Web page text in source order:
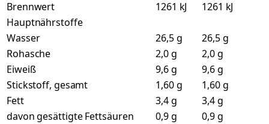
Brennwert 1261 kJ
1261 kJ
Hauptnährstoffe
Wasser
26,5 g
26,5 g
Rohasche
2,0 g
2,0 g
Eiweiß
9,6 g
9,6 g
Stickstoff, gesamt
1,60 g
1,60 g
Fett
3,4 g
3,4 g
davon gesättigte Fettsäuren
0,9 g
0,9 g